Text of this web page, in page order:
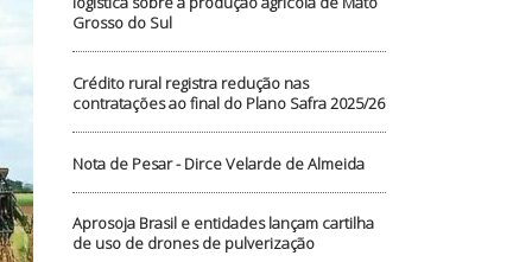
Grosso do Sul
Crédito rural registra redução nas
contratações ao final do Plano Safra 2025/26
Nota de Pesar - Dirce Velarde de Almeida
Aprosoja Brasil e entidades lançam cartilha
de uso de drones de pulverização